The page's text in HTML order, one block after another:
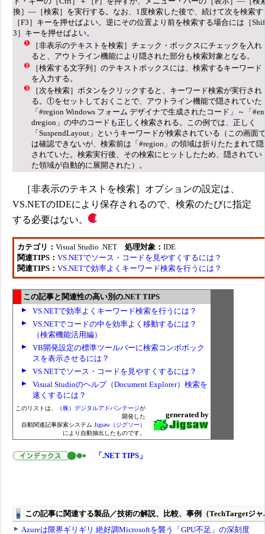
換］―［検索］を実行する。なお、1度検索した後で、続けて次を検索す
［F3］キーを押せばよい。逆にその位置より前を検索する場合には［
3］キーを押せばよい。
［非表示のテキストを検索］チェック・ボックスにチェックを入れ
ると、アウトライン機能により隠された部分も検索対象となる。
［検索する文字列］のテキストボックスには、検索するキーワード
を入力する。
［次を検索］ボタンをクリックすると、キーワード検索が実行され
る。①をセットしておくことで、アウトライン機能で隠されていた
「#region Windows フォーム デザイナで生成されたコード」～「#en
dregion」の中のコードも正しく検索される。この例では、正しく
「SuspendLayout」というキーワードが検索されている（この画面
は確認できないが、検索前は「#region」の領域は折りたたまれて隠
されていた。検索実行後、その検索にヒットしたため、隠されてい
た領域が自動的に展開された）。
［非表示のテキストを検索］オプションの設定は、
VS.NETのIDEにより保存されるので、検索のたびに指定
する必要はない。
カテゴリ： Visual Studio .NET 処理対象： IDE
関連TIPS： VS.NETでソース・コードを見やすくするには？
関連TIPS： VS.NETで効率よくキーワード検索を行うには？
この記事と関連性の高い別の.NET TIPS
VS.NETで効率よくキーワード検索を行うには？
VS.NETでコードの中を効率よく移動するには？
（検索機能活用編）
VB開発設定の標準ツールバーに検索コンボボック
スを表示させるには？
VS.NETでソース・コードを見やすくするには？
Visual Studioのヘルプ（Document Explorer）検索を
速くするには？
このリストは、 （株）デジタルアドバンテージが
開発した
自動関連記事探索システム Jigsaw（ジグソー）
により自動抽出したものです。
generated by
「.NET TIPS」